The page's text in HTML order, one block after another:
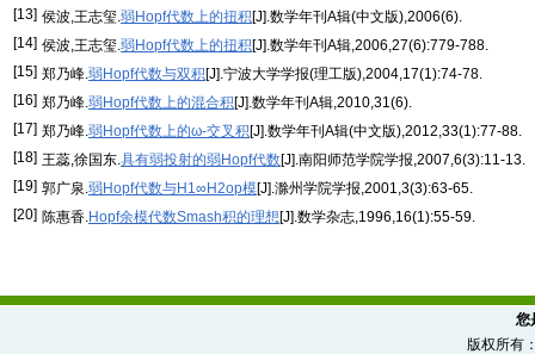
[13] 侯波,王志玺.弱Hopf代数上的扭积[J].数学年刊A辑(中文版),2006(6).
[14] 侯波,王志玺.弱Hopf代数上的扭积[J].数学年刊A辑,2006,27(6):779-788.
[15] 郑乃峰.弱Hopf代数与双积[J].宁波大学学报(理工版),2004,17(1):74-78.
[16] 郑乃峰.弱Hopf代数上的混合积[J].数学年刊A辑,2010,31(6).
[17] 郑乃峰.弱Hopf代数上的ω-交叉积[J].数学年刊A辑(中文版),2012,33(1):77-88.
[18] 王蕊,徐国东.具有弱投射的弱Hopf代数[J].南阳师范学院学报,2007,6(3):11-13.
[19] 郭广泉.弱Hopf代数与H1∞H2op模[J].滁州学院学报,2001,3(3):63-65.
[20] 陈惠香.Hopf余模代数Smash积的理想[J].数学杂志,1996,16(1):55-59.
您
版权所有